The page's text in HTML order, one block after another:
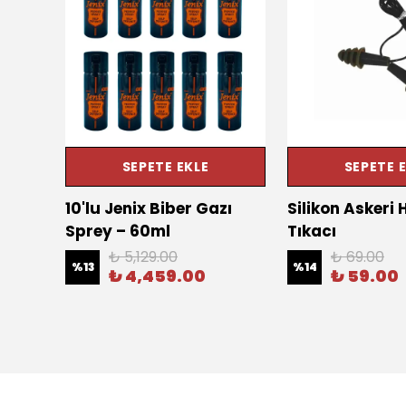
SEPETE EKLE
10'lu Jenix Biber Gazı
Sprey – 60ml
%13 ₺ 5,129.00
₺ 4,459.00
SEPETE
Silikon Askeri
Tıkacı
%14 ₺ 69.00
₺ 59.00